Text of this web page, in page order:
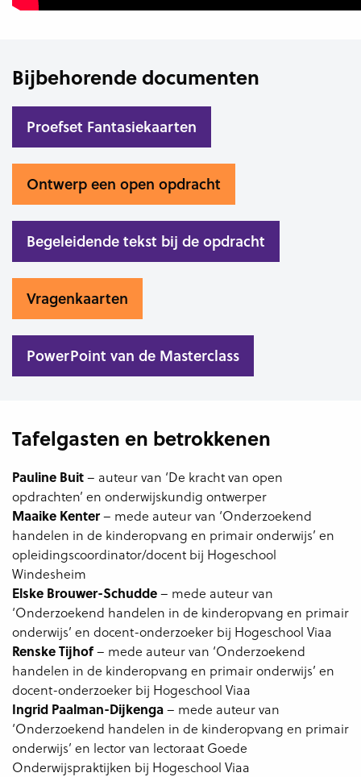
Bijbehorende documenten
Proefset Fantasiekaarten
Ontwerp een open opdracht
Begeleidende tekst bij de opdracht
Vragenkaarten
PowerPoint van de Masterclass
Tafelgasten en betrokkenen
Pauline Buit– auteur van ‘De kracht van open
opdrachten’ en onderwijskundig ontwerper
Maaike Kenter– mede auteur van ‘Onderzoekend
handelen in de kinderopvang en primair onderwijs’ en
opleidingscoordinator/docent bij Hogeschool
Windesheim
Elske Brouwer-Schudde– mede auteur van
‘Onderzoekend handelen in de kinderopvang en primair
onderwijs’ en docent-onderzoeker bij Hogeschool Viaa
Renske Tijhof– mede auteur van ‘Onderzoekend
handelen in de kinderopvang en primair onderwijs’ en
docent-onderzoeker bij Hogeschool Viaa
Ingrid Paalman-Dijkenga– mede auteur van
‘Onderzoekend handelen in de kinderopvang en primair
onderwijs’ en lector van lectoraat Goede
Onderwijspraktijken bij Hogeschool Viaa